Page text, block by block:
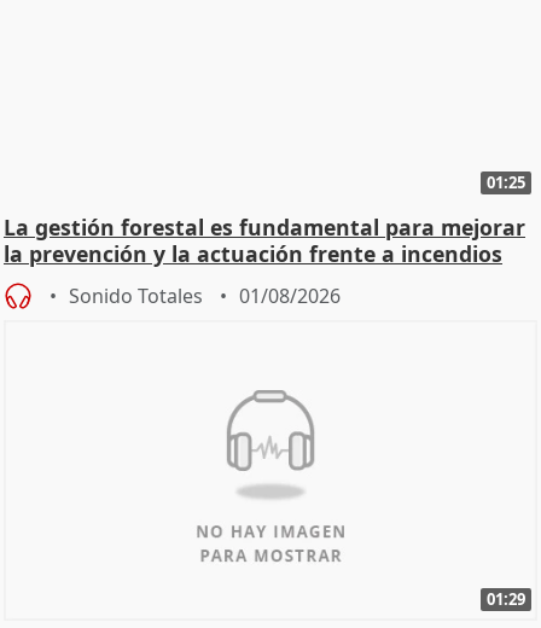
01:25
La gestión forestal es fundamental para mejorar
la prevención y la actuación frente a incendios
Sonido Totales 01/08/2026
01:29